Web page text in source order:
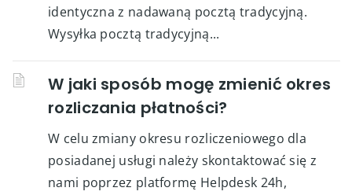
identyczna z nadawaną pocztą tradycyjną.
Wysyłka pocztą tradycyjną...
W jaki sposób mogę zmienić okres
rozliczania płatności?
W celu zmiany okresu rozliczeniowego dla
posiadanej usługi należy skontaktować się z
nami poprzez platformę Helpdesk 24h,